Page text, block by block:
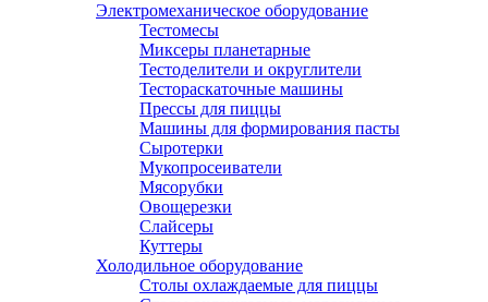
Электромеханическое оборудование
Тестомесы
Миксеры планетарные
Тестоделители и округлители
Тестораскаточные машины
Прессы для пиццы
Машины для формирования пасты
Сыротерки
Мукопросеиватели
Мясорубки
Овощерезки
Слайсеры
Куттеры
Холодильное оборудование
Столы охлаждаемые для пиццы